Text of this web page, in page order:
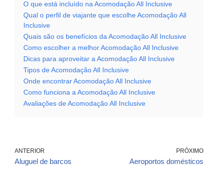
O que está incluído na Acomodação All Inclusive
Qual o perfil de viajante que escolhe Acomodação All
Inclusive
Quais são os benefícios da Acomodação All Inclusive
Como escolher a melhor Acomodação All Inclusive
Dicas para aproveitar a Acomodação All Inclusive
Tipos de Acomodação All Inclusive
Onde encontrar Acomodação All Inclusive
Como funciona a Acomodação All Inclusive
Avaliações de Acomodação All Inclusive
ANTERIOR
Aluguel de barcos
PRÓXIMO
Aeroportos domésticos